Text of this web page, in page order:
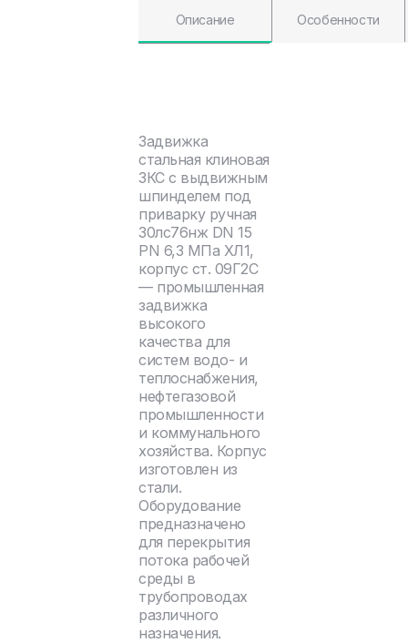
Описание Особенности
Задвижка
стальная клиновая
ЗКС с выдвижным
шпинделем под
приварку ручная
30лс76нж DN 15
PN 6,3 МПа ХЛ1,
корпус ст. 09Г2С
— промышленная
задвижка
высокого
качества для
систем водо- и
теплоснабжения,
нефтегазовой
промышленности
и коммунального
хозяйства. Корпус
изготовлен из
стали.
Оборудование
предназначено
для перекрытия
потока рабочей
среды в
трубопроводах
различного
назначения.